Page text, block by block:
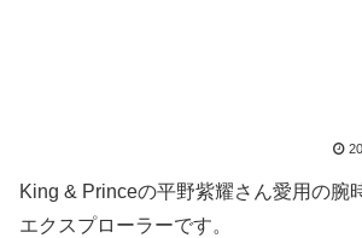
King & Princeの平野紫耀さん愛用の腕
エクスプローラーです。